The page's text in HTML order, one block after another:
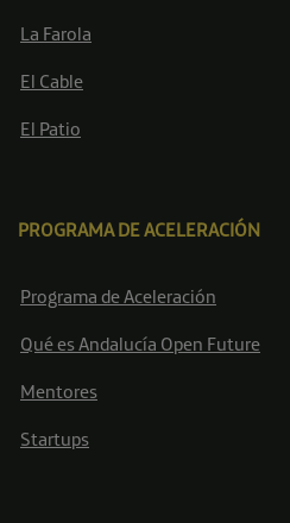
La Farola
El Cable
El Patio
PROGRAMA DE ACELERACIÓN
Programa de Aceleración
Qué es Andalucía Open Future
Mentores
Startups